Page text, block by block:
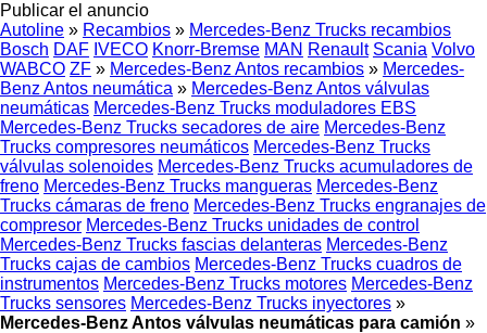
Publicar el anuncio
Autoline » Recambios » Mercedes-Benz Trucks recambios
Bosch DAF IVECO Knorr-Bremse MAN Renault Scania Volvo
WABCO ZF » Mercedes-Benz Antos recambios » Mercedes-
Benz Antos neumática » Mercedes-Benz Antos válvulas
neumáticas Mercedes-Benz Trucks moduladores EBS
Mercedes-Benz Trucks secadores de aire Mercedes-Benz
Trucks compresores neumáticos Mercedes-Benz Trucks
válvulas solenoides Mercedes-Benz Trucks acumuladores de
freno Mercedes-Benz Trucks mangueras Mercedes-Benz
Trucks cámaras de freno Mercedes-Benz Trucks engranajes de
compresor Mercedes-Benz Trucks unidades de control
Mercedes-Benz Trucks fascias delanteras Mercedes-Benz
Trucks cajas de cambios Mercedes-Benz Trucks cuadros de
instrumentos Mercedes-Benz Trucks motores Mercedes-Benz
Trucks sensores Mercedes-Benz Trucks inyectores »
Mercedes-Benz Antos válvulas neumáticas para camión »